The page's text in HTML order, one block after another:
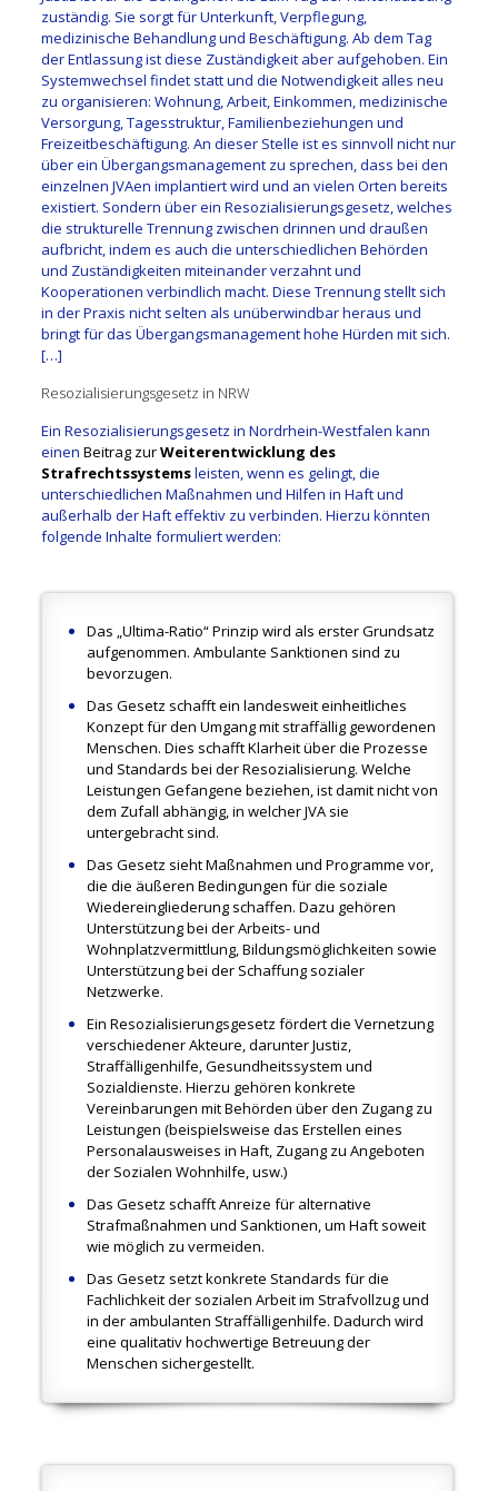
zuständig. Sie sorgt für Unterkunft, Verpflegung,
medizinische Behandlung und Beschäftigung. Ab dem Tag
der Entlassung ist diese Zuständigkeit aber aufgehoben. Ein
Systemwechsel findet statt und die Notwendigkeit alles neu
zu organisieren: Wohnung, Arbeit, Einkommen, medizinische
Versorgung, Tagesstruktur, Familienbeziehungen und
Freizeitbeschäftigung. An dieser Stelle ist es sinnvoll nicht nur
über ein Übergangsmanagement zu sprechen, dass bei den
einzelnen JVAen implantiert wird und an vielen Orten bereits
existiert. Sondern über ein Resozialisierungsgesetz, welches
die strukturelle Trennung zwischen drinnen und draußen
aufbricht, indem es auch die unterschiedlichen Behörden
und Zuständigkeiten miteinander verzahnt und
Kooperationen verbindlich macht. Diese Trennung stellt sich
in der Praxis nicht selten als unüberwindbar heraus und
bringt für das Übergangsmanagement hohe Hürden mit sich.
[…]
Resozialisierungsgesetz in NRW
Ein Resozialisierungsgesetz in Nordrhein-Westfalen kann
einen Beitrag zurWeiterentwicklung des
Strafrechtssystemsleisten, wenn es gelingt, die
unterschiedlichen Maßnahmen und Hilfen in Haft und
außerhalb der Haft effektiv zu verbinden. Hierzu könnten
folgende Inhalte formuliert werden:
Das „Ultima-Ratio“ Prinzip wird als erster Grundsatz
aufgenommen. Ambulante Sanktionen sind zu
bevorzugen.
Das Gesetz schafft ein landesweit einheitliches
Konzept für den Umgang mit straffällig gewordenen
Menschen. Dies schafft Klarheit über die Prozesse
und Standards bei der Resozialisierung. Welche
Leistungen Gefangene beziehen, ist damit nicht von
dem Zufall abhängig, in welcher JVA sie
untergebracht sind.
Das Gesetz sieht Maßnahmen und Programme vor,
die die äußeren Bedingungen für die soziale
Wiedereingliederung schaffen. Dazu gehören
Unterstützung bei der Arbeits- und
Wohnplatzvermittlung, Bildungsmöglichkeiten sowie
Unterstützung bei der Schaffung sozialer
Netzwerke.
Ein Resozialisierungsgesetz fördert die Vernetzung
verschiedener Akteure, darunter Justiz,
Straffälligenhilfe, Gesundheitssystem und
Sozialdienste. Hierzu gehören konkrete
Vereinbarungen mit Behörden über den Zugang zu
Leistungen (beispielsweise das Erstellen eines
Personalausweises in Haft, Zugang zu Angeboten
der Sozialen Wohnhilfe, usw.)
Das Gesetz schafft Anreize für alternative
Strafmaßnahmen und Sanktionen, um Haft soweit
wie möglich zu vermeiden.
Das Gesetz setzt konkrete Standards für die
Fachlichkeit der sozialen Arbeit im Strafvollzug und
in der ambulanten Straffälligenhilfe. Dadurch wird
eine qualitativ hochwertige Betreuung der
Menschen sichergestellt.